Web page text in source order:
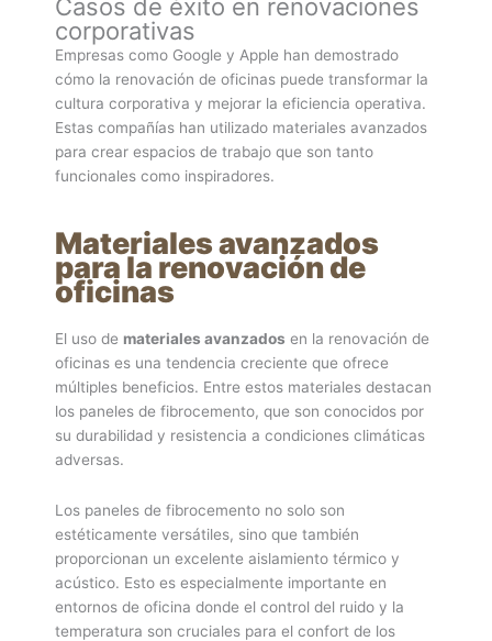
Casos de éxito en renovaciones
corporativas
Empresas como Google y Apple han demostrado
cómo la renovación de oficinas puede transformar la
cultura corporativa y mejorar la eficiencia operativa.
Estas compañías han utilizado materiales avanzados
para crear espacios de trabajo que son tanto
funcionales como inspiradores.
Materiales avanzados
para la renovación de
oficinas
El uso de materiales avanzados en la renovación de
oficinas es una tendencia creciente que ofrece
múltiples beneficios. Entre estos materiales destacan
los paneles de fibrocemento, que son conocidos por
su durabilidad y resistencia a condiciones climáticas
adversas.
Los paneles de fibrocemento no solo son
estéticamente versátiles, sino que también
proporcionan un excelente aislamiento térmico y
acústico. Esto es especialmente importante en
entornos de oficina donde el control del ruido y la
temperatura son cruciales para el confort de los